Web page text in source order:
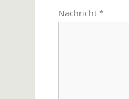
Nachricht *